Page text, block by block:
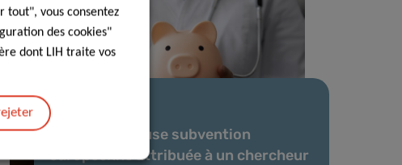
20 Jan 2026
Une prestigieuse subvention
européenne attribuée à un chercheur
tout", vous consentez
des cookies"
dont LIH traite vos